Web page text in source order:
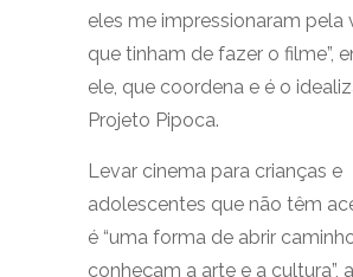
eles me impressionaram pela
que tinham de fazer o filme”,
ele, que coordena e é o
Projeto Pipoca.
Levar cinema para crianças e
adolescentes que não têm
é “uma forma de abrir
conheçam a arte e a cultura”,